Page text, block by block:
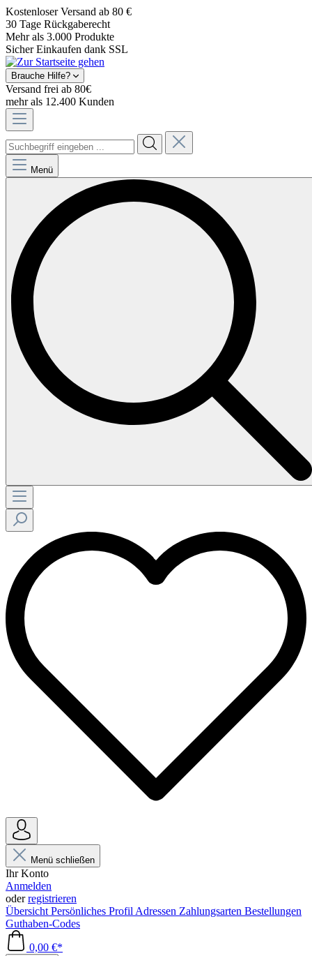
Kostenloser Versand ab 80 €
30 Tage Rückgaberecht
Mehr als 3.000 Produkte
Sicher Einkaufen dank SSL
Brauche Hilfe?
Versand frei ab 80€
mehr als 12.400 Kunden
Menü
Menü schließen
Ihr Konto
Anmelden
oderregistrieren
Übersicht Persönliches Profil Adressen Zahlungsarten Bestellungen
Guthaben-Codes
0,00 €*